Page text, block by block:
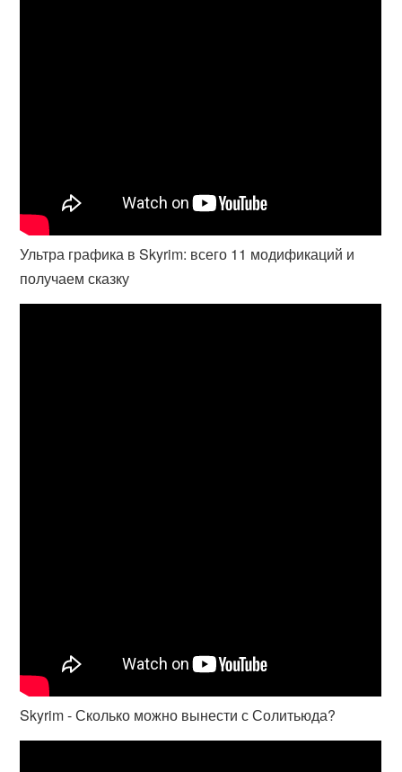
Ультра графика в Skyrim: всего 11 модификаций и
получаем сказку
Skyrim - Сколько можно вынести с Солитьюда?